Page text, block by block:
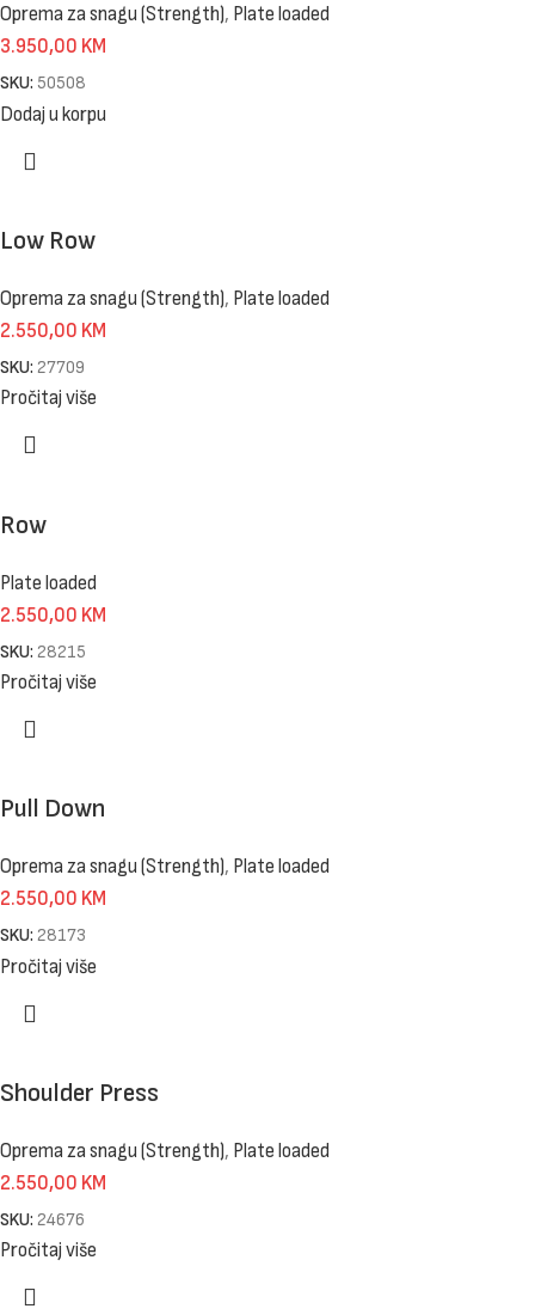
Oprema za snagu (Strength), Plate loaded
3.950,00 KM
SKU: 50508
Dodaj u korpu
Low Row
Oprema za snagu (Strength), Plate loaded
2.550,00 KM
SKU: 27709
Pročitaj više
Row
Plate loaded
2.550,00 KM
SKU: 28215
Pročitaj više
Pull Down
Oprema za snagu (Strength), Plate loaded
2.550,00 KM
SKU: 28173
Pročitaj više
Shoulder Press
Oprema za snagu (Strength), Plate loaded
2.550,00 KM
SKU: 24676
Pročitaj više